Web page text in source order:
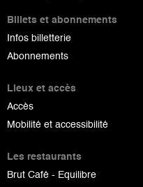
Billets et abonnements
Infos billetterie
Abonnements
Lieux et accès
Accès
Mobilité et accessibilité
Les restaurants
Brut Café - Equilibre